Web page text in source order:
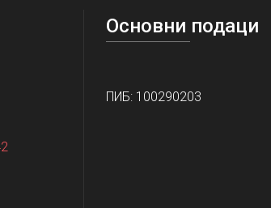
Основни подаци
ПИБ: 100290203